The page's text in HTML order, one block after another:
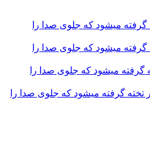
میشود که جلوی صدا را
میشود که جلوی صدا را
میشود که جلوی صدا را
گرفته میشود که جلوی صدا را